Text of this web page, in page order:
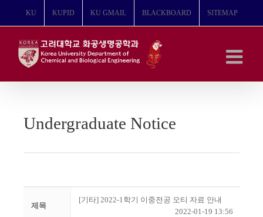
뛰
KU KUPID KU GMAIL BLACKBOARD SITEMAP
Undergraduate Notice
제목
[기타] 2022-1학기 이중전공 오티 자료 안내
2022-01-19 13:56